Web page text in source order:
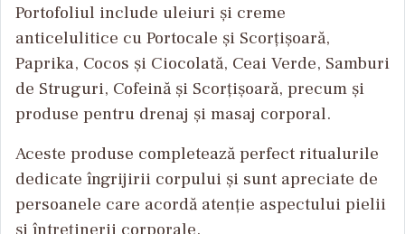
Portofoliul include uleiuri și creme
anticelulitice cu Portocale și Scorțișoară,
Paprika, Cocos și Ciocolată, Ceai Verde, Samburi
de Struguri, Cofeină și Scorțișoară, precum și
produse pentru drenaj și masaj corporal.
Aceste produse completează perfect ritualurile
dedicate îngrijirii corpului și sunt apreciate de
persoanele care acordă atenție aspectului pielii